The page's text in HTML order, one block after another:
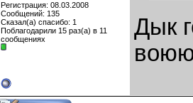
Регистрация: 08.03.2008
Сообщений: 135
Сказал(а) спасибо: 1
Поблагодарили 15 раз(а) в 11
сообщениях
Дык